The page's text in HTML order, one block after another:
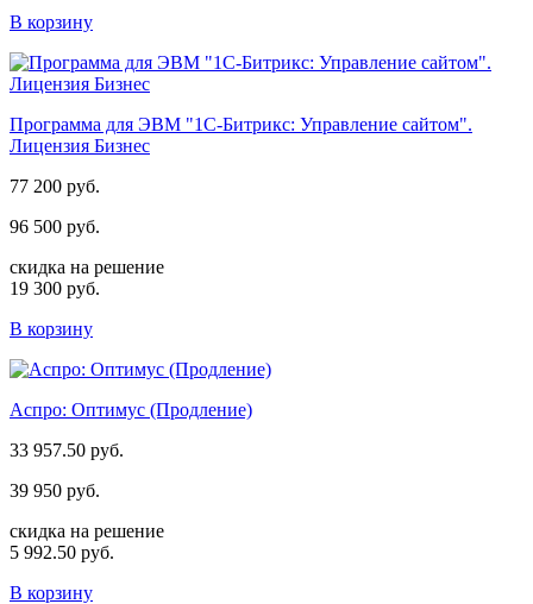
В корзину
Программа для ЭВМ "1С-Битрикс: Управление сайтом".
Лицензия Бизнес
77 200 руб.
96 500 руб.
скидка на решение
19 300 руб.
В корзину
Аспро: Оптимус (Продление)
33 957.50 руб.
39 950 руб.
скидка на решение
5 992.50 руб.
В корзину